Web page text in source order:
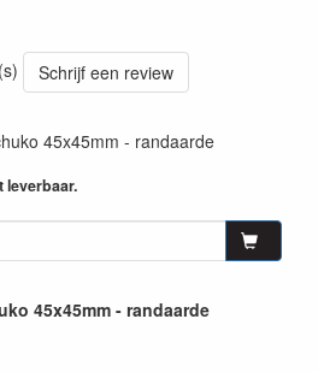
Schrijf een review
45x45mm - randaarde
leverbaar.
45x45mm - randaarde